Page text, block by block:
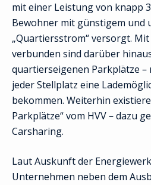
mit einer Leistung von knapp
Bewohner mit günstigem und
„Quartiersstrom“ versorgt. Mit
verbunden sind darüber
quartierseigenen Parkplätze
jeder Stellplatz eine
bekommen. Weiterhin
Parkplätze“ vom HVV – dazu
Carsharing.
Laut Auskunft der
Unternehmen neben dem